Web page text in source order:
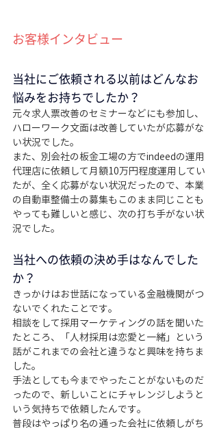
お客様インタビュー
当社にご依頼される以前はどんなお
悩みをお持ちでしたか？
元々求人票改善のセミナーなどにも参加し、
ハローワーク文面は改善していたが応募がな
い状況でした。
また、別会社の板金工場の方でindeedの運用
代理店に依頼して月額10万円程度運用してい
たが、全く応募がない状況だったので、本業
の自動車整備士の募集もこのまま同じことも
やっても難しいと感じ、次の打ち手がない状
況でした。
当社への依頼の決め手はなんでした
か？
きっかけはお世話になっている金融機関がつ
ないでくれたことです。
相談をして採用マーケティングの話を聞いた
たところ、「人材採用は恋愛と一緒」という
話がこれまでの会社と違うなと興味を持ちま
した。
手法としても今までやったことがないものだ
ったので、新しいことにチャレンジしようと
いう気持ちで依頼したんです。
普段はやっぱり名の通った会社に依頼しがち